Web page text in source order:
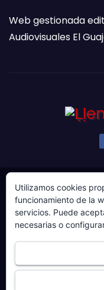
Web gestionada
Audiovisuales El
© Copyright 2024.
Web gestionada
Sobre ‘Ḷḷena a
Política de
Más
Utilizamos cookies
funcionamiento de la
servicios. Puede
necesarias o